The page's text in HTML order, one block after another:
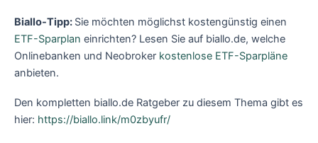
Biallo-Tipp: Sie möchten möglichst kostengünstig einen
ETF-Sparplan einrichten? Lesen Sie auf biallo.de, welche
Onlinebanken und Neobroker kostenlose ETF-Sparpläne
anbieten.
Den kompletten biallo.de Ratgeber zu diesem Thema gibt es
hier: https://biallo.link/m0zbyufr/